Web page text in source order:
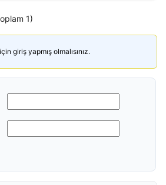
1)
giriş yapmış olmalısınız.